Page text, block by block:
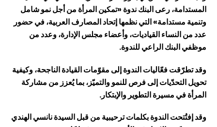
المستدامة، رعى البنك ندوة «تمكين المرأة من أجل نمو شامل
وتنمية مستدامة» التي نظمها إتحاد المصارف العربية، في حضور
عدد من النساء القياديات، وأعضاء مجلس الإدارة، وعدد من
موظفي البنك الراعي للندوة.
وقد تطرّقت فعّاليات الندوة إلى مقوّمات القيادة الناجحة، وكيفية
تحويل التحدّيات إلى فرص للنمو والتميّز، بما يُعزز من مشاركة
المرأة في مسيرة التطوير والإبتكار.
وقد إفتُتحت الندوة بكلمات ترحيبية من قبل السيدة نانسي الهندي